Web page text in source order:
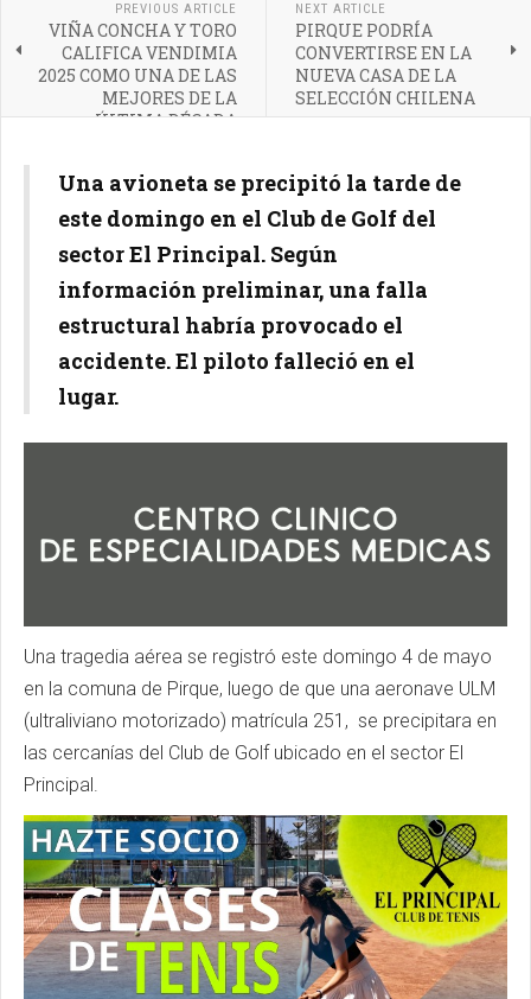
PREVIOUS ARTICLE
VIÑA CONCHA Y TORO
CALIFICA VENDIMIA
2025 COMO UNA DE LAS
MEJORES DE LA
ÚLTIMA DÉCADA
NEXT ARTICLE
PIRQUE PODRÍA
CONVERTIRSE EN LA
NUEVA CASA DE LA
SELECCIÓN CHILENA
Una avioneta se precipitó la tarde de
este domingo en el Club de Golf del
sector El Principal. Según
información preliminar, una falla
estructural habría provocado el
accidente. El piloto falleció en el
lugar.
Una tragedia aérea se registró este domingo 4 de mayo
en la comuna de Pirque, luego de que una aeronave ULM
(ultraliviano motorizado) matrícula 251, se precipitara en
las cercanías del Club de Golf ubicado en el sector El
Principal.